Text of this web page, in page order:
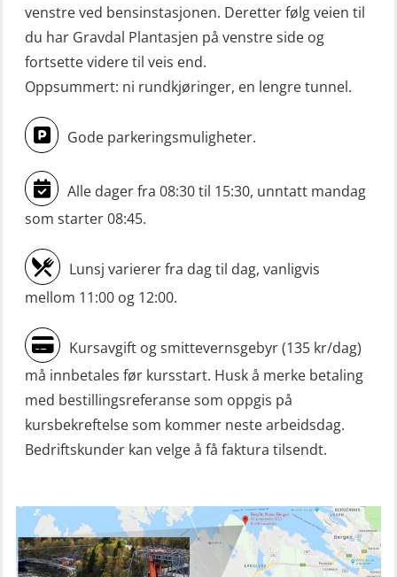
Mann-Over-Bord (hurtiggående) liten
båt m/mørkekjøring – repetisjon
(OSE151)
Mann-Over-Bord (hurtiggående) liten
båt u/mørkekjøring – grunnleggende
(OSE1142)
Mann-Over-Bord liten båt (MOB)
u/mørkekjøring – repetisjon (OSE152)
Mørkekjøring-modul for Mann-Over-
Bord (hurtiggående) liten båt
(OSE1001)
ROC sertifikat grunnleggende
(GMDSS) (ORC102)
ROC sertifikat repetisjon (GMDSS)
(ORC103)
Skadestedsledelse (OER108)
(OER118)
Skuldermåling (OBS120)
venstre ved bensinstasjonen. Deretter følg veien til
du har Gravdal Plantasjen på venstre side og
fortsette videre til veis end.
Oppsummert: ni rundkjøringer, en lengre tunnel.
Gode parkeringsmuligheter.
Alle dager fra 08:30 til 15:30, unntatt mandag
som starter 08:45.
Lunsj varierer fra dag til dag, vanligvis
mellom 11:00 og 12:00.
Kursavgift og smittevernsgebyr (135 kr/dag)
må innbetales før kursstart. Husk å merke betaling
med bestillingsreferanse som oppgis på
kursbekreftelse som kommer neste arbeidsdag.
Bedriftskunder kan velge å få faktura tilsendt.